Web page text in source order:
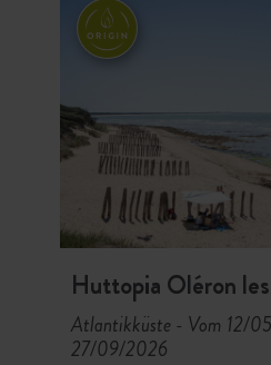
Huttopia Oléron
Atlantikküste - Vom 12/
27/09/2026